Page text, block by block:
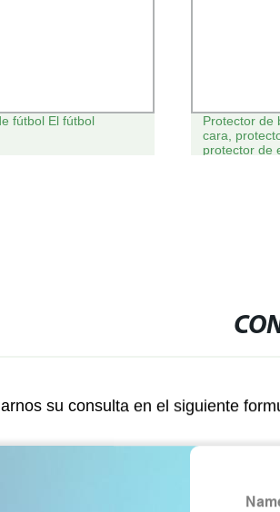
fútbol El fútbol
Protector de
cara,
protector de
su consulta en el siguiente